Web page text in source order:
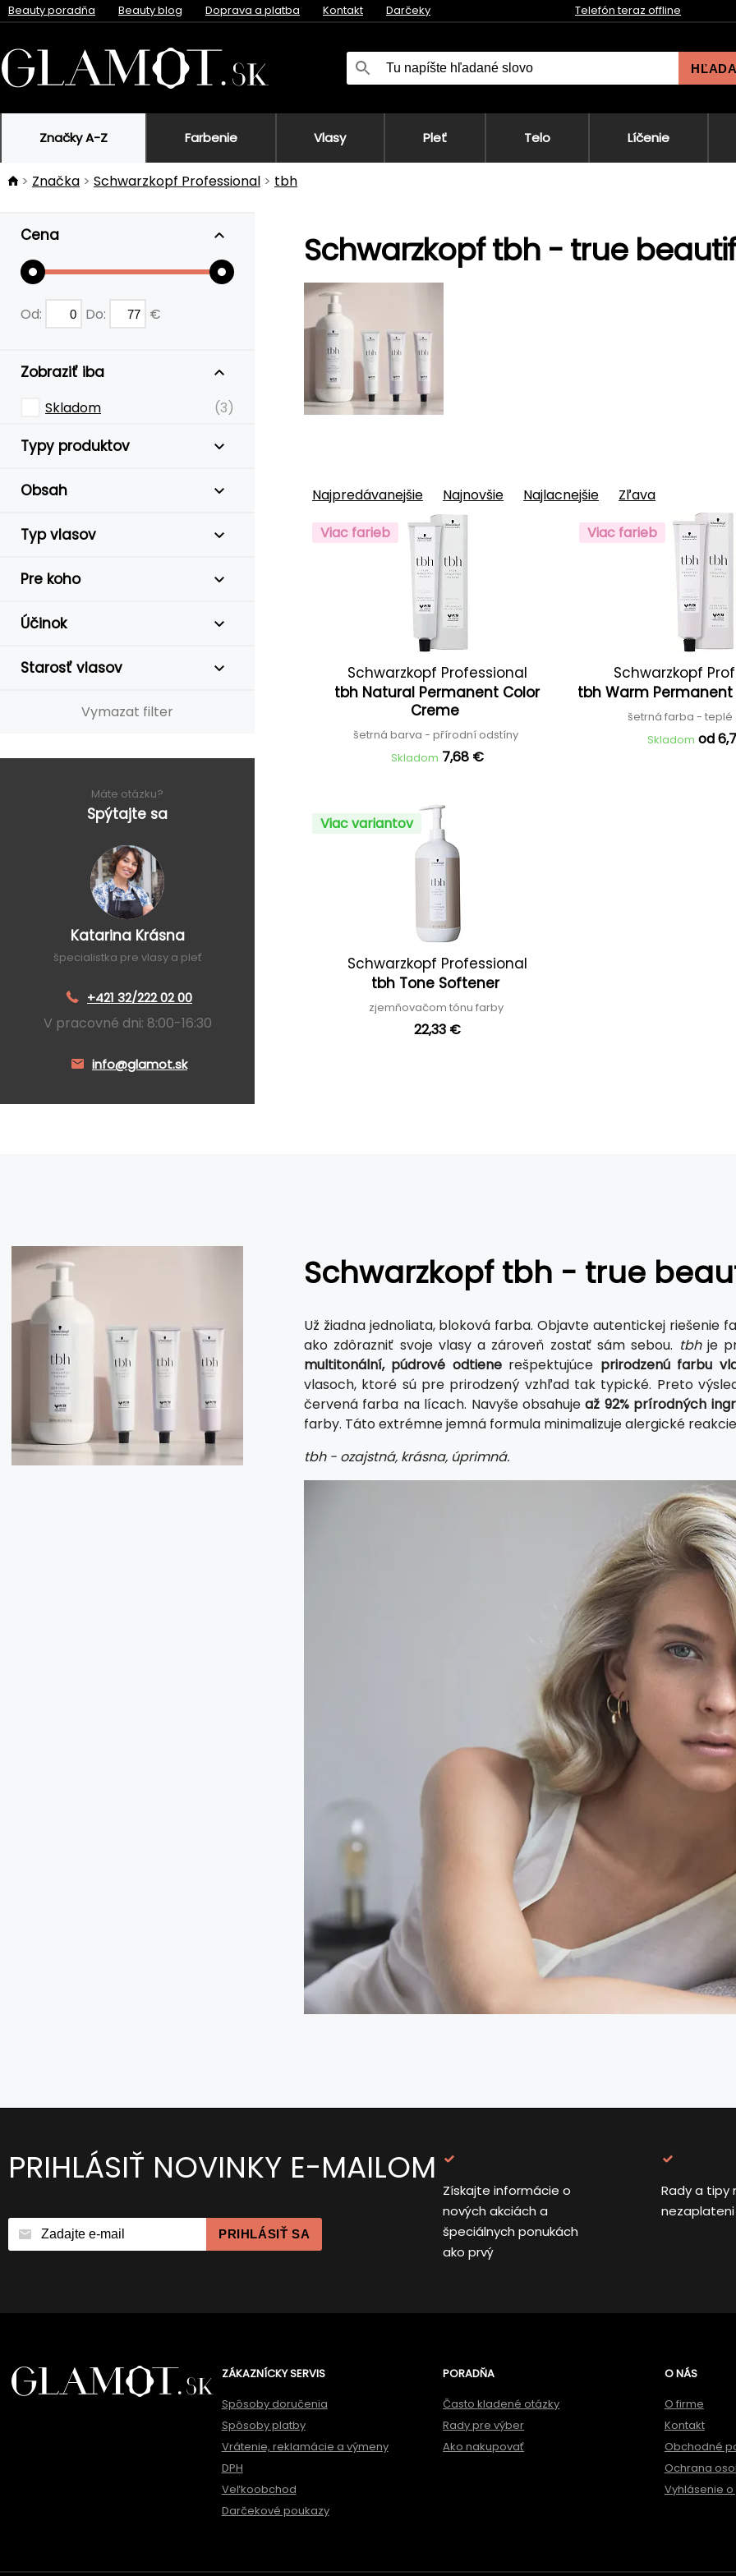
Beauty poradňa Beauty blog Doprava a platba Kontakt Darčeky Telefón teraz offline
Značky A-Z Farbenie Vlasy Pleť Telo Líčenie
Značka Schwarzkopf Professional tbh
Cena
Od: Do: €
Zobraziť iba
Skladom (3)
Typy produktov
Obsah
Typ vlasov
Pre koho
Účinok
Starosť vlasov
Vymazat filter
Máte otázku?
Spýtajte sa
Katarina Krásna
špecialistka pre vlasy a pleť
+421 32/222 02 00
V pracovné dni: 8:00-16:30
info@glamot.sk
Schwarzkopf tbh - true
Najpredávanejšie Najnovšie Najlacnejšie Zľava
Viac farieb
Schwarzkopf Professional
tbh Natural Permanent Color
Creme
šetrná barva - přírodní odstíny
Skladom 7,68 €
Viac farieb
Schwarzkopf
tbh Warm
šetrná farba - teplé
Skladom od
Viac variantov
Schwarzkopf Professional
tbh Tone Softener
zjemňovačom tónu farby
22,33 €
Schwarzkopf tbh - true
Už žiadna jednoliata, bloková farba. Objavte autentickej riešenie
ako zdôrazniť svoje vlasy a zároveň zostať sám sebou. tbhje
multitonální, púdrové odtienerešpektujúce prirodzenú farbu
vlasoch, ktoré sú pre prirodzený vzhľad tak typické. Preto
červená farba na lícach. Navyše obsahujeaž 92% prírodných
farby. Táto extrémne jemná formula minimalizuje alergické
tbh - ozajstná, krásna, úprimná.
PRIHLÁSIŤ NOVINKY E-MAILOM
PRIHLÁSIŤ SA
Získajte informácie o
nových akciách a
špeciálnych ponukách
ako prvý
Rady a tipy
nezaplateni
ZÁKAZNÍCKY SERVIS
Spôsoby doručenia
Spôsoby platby
Vrátenie, reklamácie a výmeny
DPH
Veľkoobchod
Darčekové poukazy
PORADŇA
Často kladené otázky
Rady pre výber
Ako nakupovať
O NÁS
O firme
Kontakt
Obchodné
Ochrana
Vyhlásenie